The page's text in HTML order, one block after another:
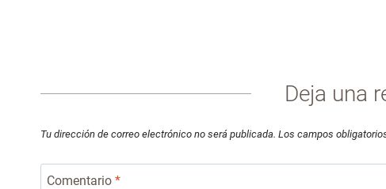
Deja una
Tu dirección de correo electrónico no será publicada. Los campos
Comentario *